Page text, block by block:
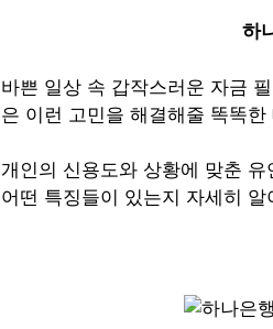
하
바쁜 일상 속 갑작스러운 자금
은 이런 고민을 해결해줄 똑똑
개인의 신용도와 상황에 맞춘
어떤 특징들이 있는지 자세히 알